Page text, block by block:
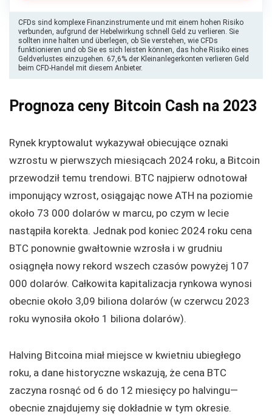
CFDs sind komplexe Finanzinstrumente und mit einem hohen Risiko
verbunden, aufgrund der Hebelwirkung schnell Geld zu verlieren. Sie
sollten inne halten und überlegen, ob Sie verstehen, wie CFDs
funktionieren und ob Sie es sich leisten können, das hohe Risiko eines
Geldverlustes einzugehen. 67,6% der Kleinanlegerkonten verlieren Geld
beim CFD-Handel mit diesem Anbieter.
Prognoza ceny Bitcoin Cash na 2023
Rynek kryptowalut wykazywał obiecujące oznaki
wzrostu w pierwszych miesiącach 2024 roku, a Bitcoin
przewodził temu trendowi. BTC najpierw odnotował
imponujący wzrost, osiągając nowe ATH na poziomie
około 73 000 dolarów w marcu, po czym w lecie
nastąpiła korekta. Jednak pod koniec 2024 roku cena
BTC ponownie gwałtownie wzrosła i w grudniu
osiągnęła nowy rekord wszech czasów powyżej 107
000 dolarów. Całkowita kapitalizacja rynkowa wynosi
obecnie około 3,09 biliona dolarów (w czerwcu 2023
roku wynosiła około 1 biliona dolarów).
Halving Bitcoina miał miejsce w kwietniu ubiegłego
roku, a dane historyczne wskazują, że cena BTC
zaczyna rosnąć od 6 do 12 miesięcy po halvingu—
obecnie znajdujemy się dokładnie w tym okresie.